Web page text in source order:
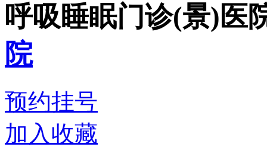
呼吸睡眠门诊(景)医
院
预约挂号
加入收藏